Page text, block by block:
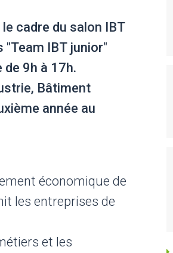
cadre du salon IBT
IBT junior"
9h à 17h.
Bâtiment
année au
économique de
les entreprises de
et les